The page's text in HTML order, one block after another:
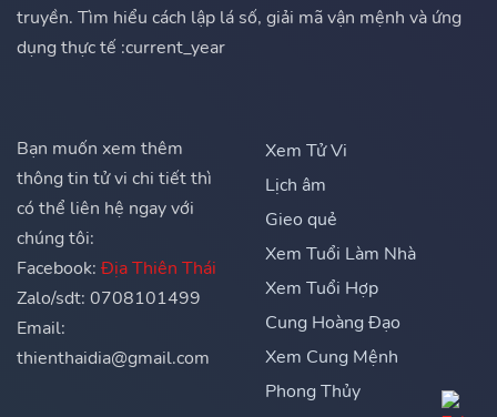
truyền. Tìm hiểu cách lập lá số, giải mã vận mệnh và ứng
dụng thực tế :current_year
Bạn muốn xem thêm
thông tin tử vi chi tiết thì
có thể liên hệ ngay với
chúng tôi:
Facebook: Địa Thiên Thái
Zalo/sdt: 0708101499
Email:
thienthaidia@gmail.com
Xem Tử Vi
Lịch âm
Gieo quẻ
Xem Tuổi Làm Nhà
Xem Tuổi Hợp
Cung Hoàng Đạo
Xem Cung Mệnh
Phong Thủy